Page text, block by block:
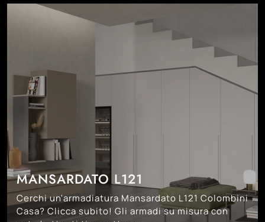
MANSARDATO L121
Cerchi un'armadiatura Mansardato L121 Colombini
Casa? Clicca subito! Gli armadi su misura con